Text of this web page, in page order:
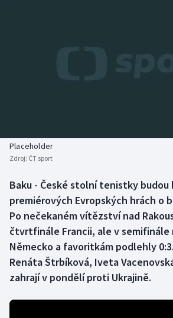
Biatlon
Boby a skeleton
Box
Curling
Dostihy
Aplikace ČT sport
AZ kvíz
Placeholder
Zdroj: ČT sport
Baku - České stolní tenistky budou
premiérových Evropských hrách o
Po nečekaném vítězství nad
čtvrtfinále Francii, ale v semifinále
Německo a favoritkám podlehly
Renáta Štrbíková, Iveta
zahrají v pondělí proti Ukrajině.